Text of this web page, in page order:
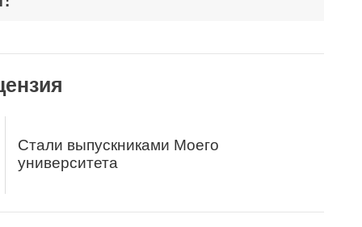
Стали выпускниками Моего
университета